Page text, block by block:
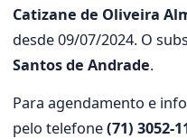
Catizane de Oliveira
desde 09/07/2024. O
Santos de Andrade.
Para agendamento e
pelo telefone(71) 3052-